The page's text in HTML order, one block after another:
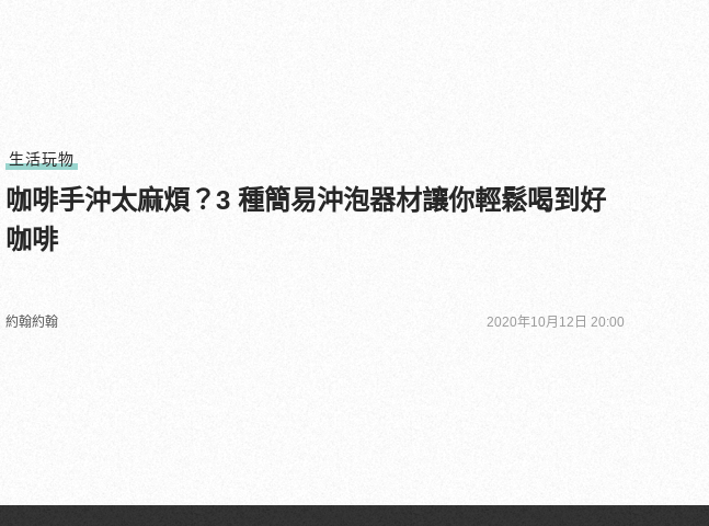
生活玩物
咖啡手沖太麻煩？3 種簡易沖泡器材讓你輕鬆喝到好
咖啡
約翰約翰 2020年10月12日 20:00